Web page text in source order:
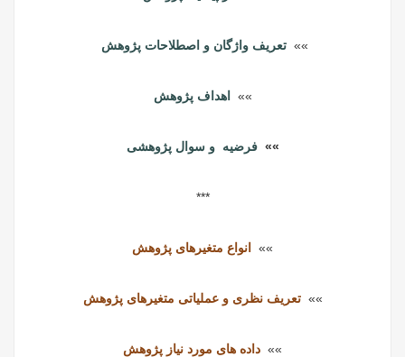
»»تعریف واژگان و اصطلاحات پژوهش
»» اهداف پژوهش
»»فرضیه و سوال پژوهشی
***
»» انواع متغیرهای پژوهش
»»تعریف نظری و عملیاتی متغیرهای پژوهش
»» داده های مورد نیاز پژوهش